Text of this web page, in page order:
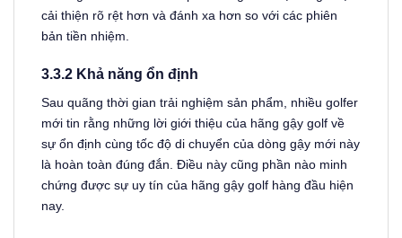
cải thiện rõ rệt hơn và đánh xa hơn so với các phiên
bản tiền nhiệm.
3.3.2 Khả năng ổn định
Sau quãng thời gian trải nghiệm sản phẩm, nhiều golfer
mới tin rằng những lời giới thiệu của hãng gậy golf về
sự ổn định cùng tốc độ di chuyển của dòng gậy mới này
là hoàn toàn đúng đắn. Điều này cũng phần nào minh
chứng được sự uy tín của hãng gậy golf hàng đầu hiện
nay.